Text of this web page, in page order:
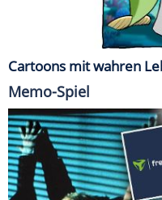
Cartoons mit wahren
Memo-Spiel